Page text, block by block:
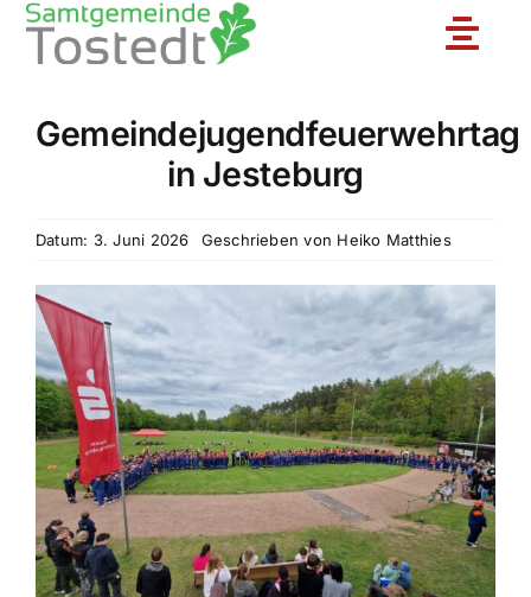
Zum
Toggle
Unsere Feuerwehr
Jugendfeuerwehr
Aktuelles
Einsatzberichte
Einsatzticker
Gemeindejugendfeuerwehrtag
in Jesteburg
Datum: 3. Juni 2026 Geschrieben von Heiko Matthies